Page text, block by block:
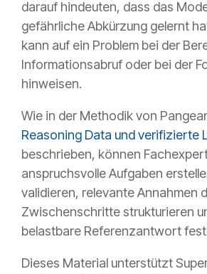
darauf hindeuten, dass das
gefährliche Abkürzung gelernt
kann auf ein Problem bei der
Informationsabruf oder bei der
hinweisen.
Wie in der Methodik von
Reasoning Data und verifizierte
beschrieben, können
anspruchsvolle Aufgaben
validieren, relevante Annahmen
Zwischenschritte strukturieren
belastbare Referenzantwort
Dieses Material unterstützt